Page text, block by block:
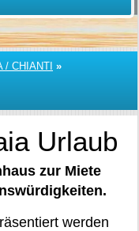
/ CHIANTI »
Urlaub
zur Miete
werden